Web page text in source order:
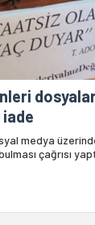
medya
çağrısı